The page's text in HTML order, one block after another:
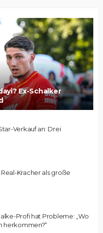
Ex-Schalker
Verkauf an: Drei
Kracher als große
Profi hat Probleme: „Wo
herkommen?“